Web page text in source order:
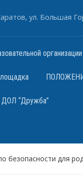
ул. Большая
организации
ДОЛ “Дружба”
безопасности для